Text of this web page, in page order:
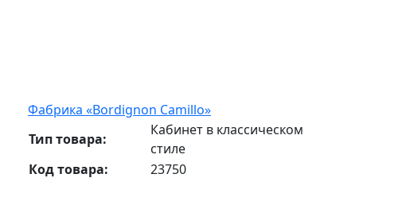
Фабрика «Bordignon Camillo»
Тип товара:
Кабинет в классическом
стиле
Код товара:
23750